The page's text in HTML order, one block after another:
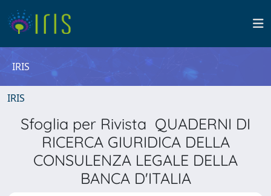
IRIS
IRIS
Sfoglia per Rivista QUADERNI DI
RICERCA GIURIDICA DELLA
CONSULENZA LEGALE DELLA
BANCA D'ITALIA